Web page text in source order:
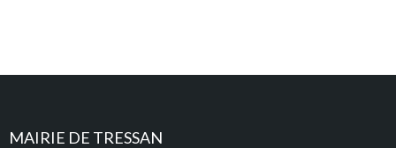
MAIRIE DE TRESSAN